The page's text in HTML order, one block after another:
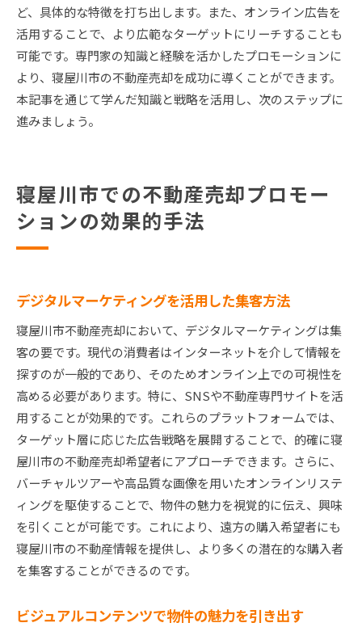
ど、具体的な特徴を打ち出します。また、オンライン広告を
活用することで、より広範なターゲットにリーチすることも
可能です。専門家の知識と経験を活かしたプロモーションに
より、寝屋川市の不動産売却を成功に導くことができます。
本記事を通じて学んだ知識と戦略を活用し、次のステップに
進みましょう。
寝屋川市での不動産売却プロモー
ションの効果的手法
デジタルマーケティングを活用した集客方法
寝屋川市不動産売却において、デジタルマーケティングは集
客の要です。現代の消費者はインターネットを介して情報を
探すのが一般的であり、そのためオンライン上での可視性を
高める必要があります。特に、SNSや不動産専門サイトを活
用することが効果的です。これらのプラットフォームでは、
ターゲット層に応じた広告戦略を展開することで、的確に寝
屋川市の不動産売却希望者にアプローチできます。さらに、
バーチャルツアーや高品質な画像を用いたオンラインリステ
ィングを駆使することで、物件の魅力を視覚的に伝え、興味
を引くことが可能です。これにより、遠方の購入希望者にも
寝屋川市の不動産情報を提供し、より多くの潜在的な購入者
を集客することができるのです。
ビジュアルコンテンツで物件の魅力を引き出す